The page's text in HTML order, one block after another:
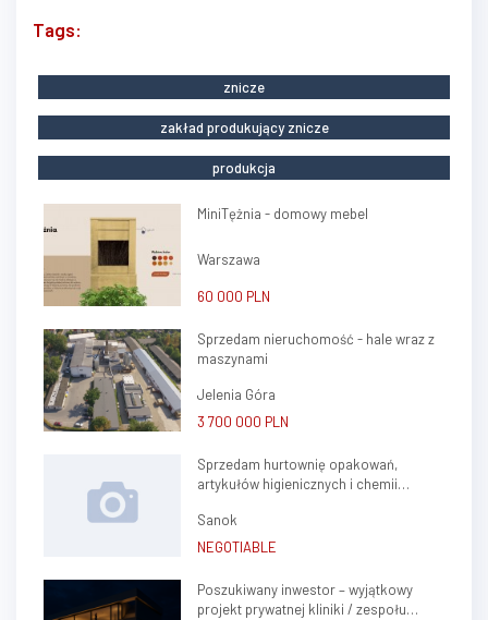
Tags:
znicze
zakład produkujący znicze
produkcja
MiniTężnia - domowy mebel
Warszawa
60 000 PLN
Sprzedam nieruchomość - hale wraz z
maszynami
Jelenia Góra
3 700 000 PLN
Sprzedam hurtownię opakowań,
artykułów higienicznych i chemii
Sanok
NEGOTIABLE
Poszukiwany inwestor – wyjątkowy
projekt prywatnej kliniki / zespołu